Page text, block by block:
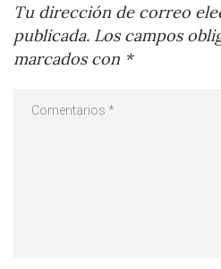
Tu dirección de correo
publicada. Los campos
marcados con *